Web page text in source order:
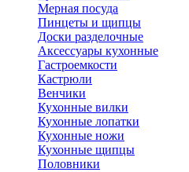
Мерная посуда
Пинцеты и щипцы
Доски разделочные
Аксессуары кухонные
Гастроемкости
Кастрюли
Венчики
Кухонные вилки
Кухонные лопатки
Кухонные ножи
Кухонные щипцы
Половники